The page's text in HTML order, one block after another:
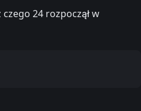
24 rozpoczął w